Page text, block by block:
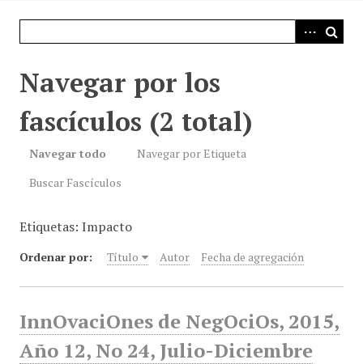
Navegar por los
fascículos (2 total)
Navegar todo
Navegar por Etiqueta
Buscar Fascículos
Etiquetas: Impacto
Ordenar por: Título Autor Fecha de agregación
InnOvaciOnes de NegOciOs, 2015,
Año 12, No 24, Julio-Diciembre